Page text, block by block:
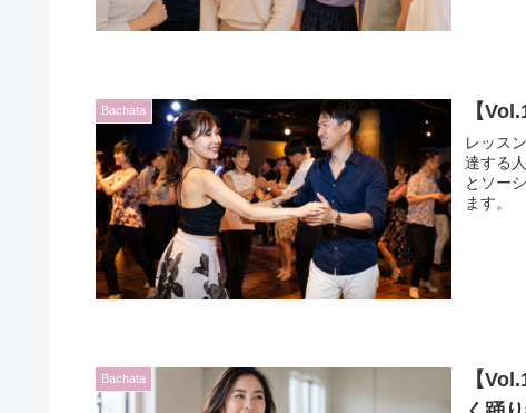
Bachata 【
レッス
達する
とソー
ます。
Bachata
【